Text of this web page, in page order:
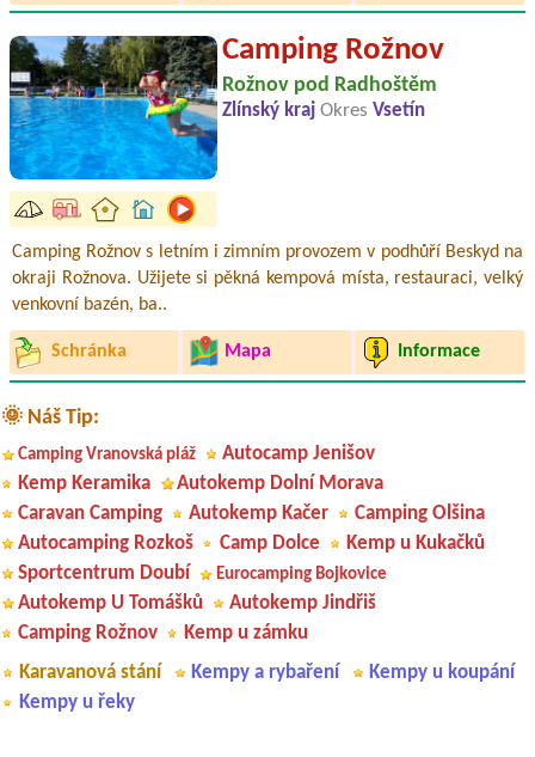
Camping Rožnov
Rožnov pod Radhoštěm
Zlínský kraj Okres Vsetín
Camping Rožnov s letním i zimním provozem v podhůří Beskyd na
okraji Rožnova. Užijete si pěkná kempová místa, restauraci, velký
venkovní bazén, ba..
Schránka Mapa Informace
🌞 Náš Tip:
Camping Vranovská pláž
Autocamp Jenišov
Kemp Keramika
Autokemp Dolní Morava
Caravan Camping
Autokemp Kačer
Camping Olšina
Autocamping Rozkoš
Camp Dolce
Kemp u Kukačků
Sportcentrum Doubí
Eurocamping Bojkovice
Autokemp U Tomášků
Autokemp Jindřiš
Camping Rožnov
Kemp u zámku
Karavanová stání
Kempy a rybaření
Kempy u koupání
Kempy u řeky